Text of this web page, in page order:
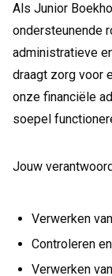
Als Junior
ondersteunende
administratieve
draagt zorg voor
onze financiële
soepel
Jouw
Verwerken
Controleren
Verwerken